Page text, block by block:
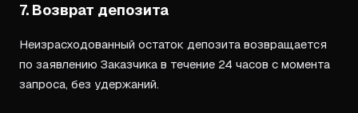
7. Возврат депозита
Неизрасходованный остаток депозита возвращается
по заявлению Заказчика в течение 24 часов с момента
запроса, без удержаний.